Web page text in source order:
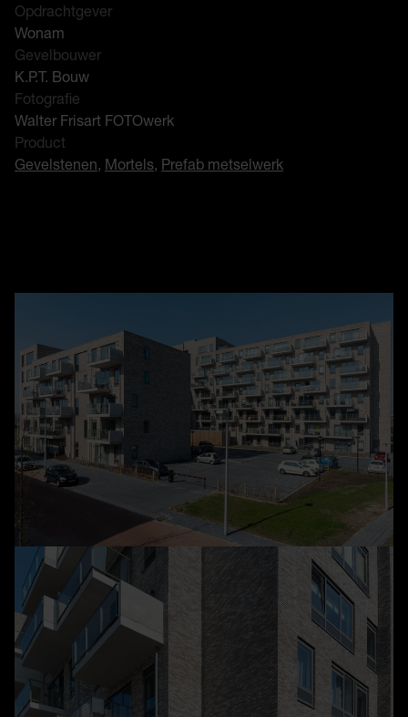
Opdrachtgever
Wonam
Gevelbouwer
K.P.T. Bouw
Fotografie
Walter Frisart FOTOwerk
Product
Gevelstenen, Mortels, Prefab metselwerk